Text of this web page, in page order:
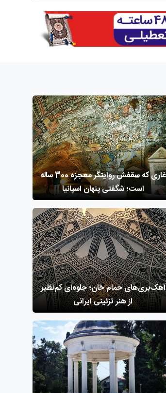
غاری که سقفش روایتگر معجزه 300 ساله
است؛ شگفتی پنهان اسپانیا
آهک‌بری‌های حمام خان؛ جلوه‌ای کم‌نظیر
از هنر تزئینی ایرانی